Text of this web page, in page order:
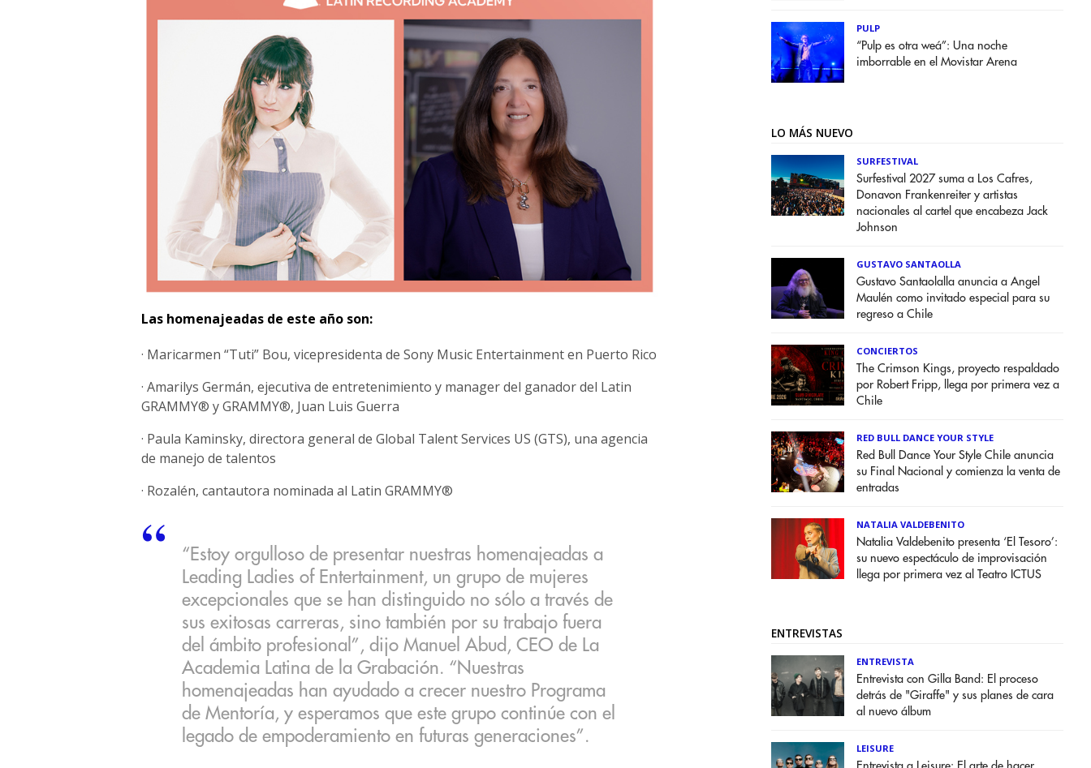
Las homenajeadas de este año son:
· Maricarmen “Tuti” Bou, vicepresidenta de Sony Music Entertainment en Puerto Rico
· Amarilys Germán, ejecutiva de entretenimiento y manager del ganador del Latin
GRAMMY® y GRAMMY®, Juan Luis Guerra
· Paula Kaminsky, directora general de Global Talent Services US (GTS), una agencia
de manejo de talentos
· Rozalén, cantautora nominada al Latin GRAMMY®
“Estoy orgulloso de presentar nuestras homenajeadas a
Leading Ladies of Entertainment, un grupo de mujeres
excepcionales que se han distinguido no sólo a través de
sus exitosas carreras, sino también por su trabajo fuera
del ámbito profesional”, dijo Manuel Abud, CEO de La
Academia Latina de la Grabación. “Nuestras
homenajeadas han ayudado a crecer nuestro Programa
de Mentoría, y esperamos que este grupo continúe con el
legado de empoderamiento en futuras generaciones”.
PULP
“Pulp es otra weá”: Una noche
imborrable en el Movistar Arena
LO MÁS NUEVO
SURFESTIVAL
Surfestival 2027 suma a Los Cafres,
Donavon Frankenreiter y artistas
nacionales al cartel que encabeza Jack
Johnson
GUSTAVO SANTAOLLA
Gustavo Santaolalla anuncia a Angel
Maulén como invitado especial para su
regreso a Chile
CONCIERTOS
The Crimson Kings, proyecto respaldado
por Robert Fripp, llega por primera vez a
Chile
RED BULL DANCE YOUR STYLE
Red Bull Dance Your Style Chile anuncia
su Final Nacional y comienza la venta de
entradas
NATALIA VALDEBENITO
Natalia Valdebenito presenta ‘El Tesoro’:
su nuevo espectáculo de improvisación
llega por primera vez al Teatro ICTUS
ENTREVISTAS
ENTREVISTA
Entrevista con Gilla Band: El proceso
detrás de "Giraffe" y sus planes de cara
al nuevo álbum
LEISURE